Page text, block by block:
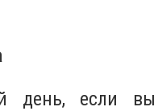
день, если вы